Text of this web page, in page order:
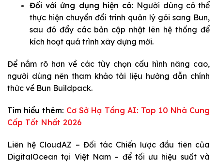
Đối với ứng dụng hiện có: Người dùng có thể
thực hiện chuyển đổi trình quản lý gói sang Bun,
sau đó đẩy các bản cập nhật lên hệ thống để
kích hoạt quá trình xây dựng mới.
Để nắm rõ hơn về các tùy chọn cấu hình nâng cao,
người dùng nên tham khảo tài liệu hướng dẫn chính
thức về Bun Buildpack.
Tìm hiểu thêm: Cơ Sở Hạ Tầng AI: Top 10 Nhà Cung
Cấp Tốt Nhất 2026
Liên hệ CloudAZ – Đối tác Chiến lược đầu tiên của
DigitalOcean tại Việt Nam – để tối ưu hiệu suất và